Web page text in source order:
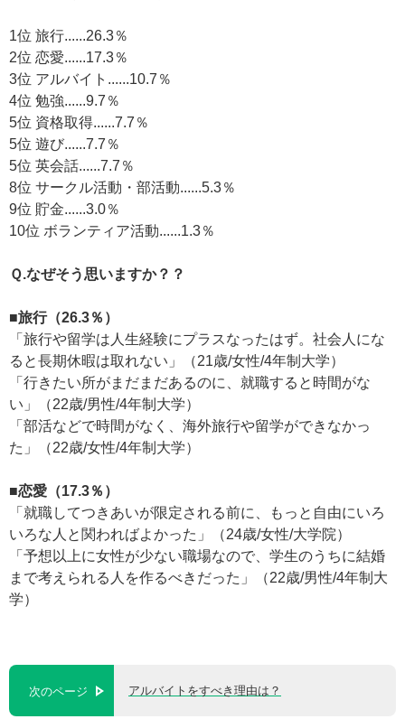
1位 旅行......26.3％
2位 恋愛......17.3％
3位 アルバイト......10.7％
4位 勉強......9.7％
5位 資格取得......7.7％
5位 遊び......7.7％
5位 英会話......7.7％
8位 サークル活動・部活動......5.3％
9位 貯金......3.0％
10位 ボランティア活動......1.3％
Ｑ.なぜそう思いますか？？
■旅行（26.3％）
「旅行や留学は人生経験にプラスなったはず。社会人にな
ると長期休暇は取れない」（21歳/女性/4年制大学）
「行きたい所がまだまだあるのに、就職すると時間がな
い」（22歳/男性/4年制大学）
「部活などで時間がなく、海外旅行や留学ができなかっ
た」（22歳/女性/4年制大学）
■恋愛（17.3％）
「就職してつきあいが限定される前に、もっと自由にいろ
いろな人と関わればよかった」（24歳/女性/大学院）
「予想以上に女性が少ない職場なので、学生のうちに結婚
まで考えられる人を作るべきだった」（22歳/男性/4年制大
学）
次のページ アルバイトをすべき理由は？